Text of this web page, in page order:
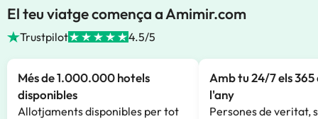
El teu viatge comença a Amimir.com
Trustpilot 4.5/5
Més de 1.000.000 hotels
disponibles
Allotjaments disponibles per tot
Amb tu 24/7 els 365
l'any
Persones de veritat,